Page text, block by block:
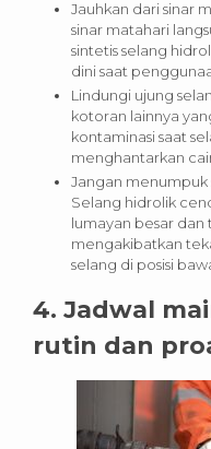
Jauhkan dari sinar
sinar matahari
sintetis selang
dini saat
Lindungi ujung
kotoran lainnya
kontaminasi saat
menghantarkan
Jangan menumpuk
Selang hidrolik
lumayan besar
mengakibatkan
selang di posisi
4. Jadwal
rutin dan